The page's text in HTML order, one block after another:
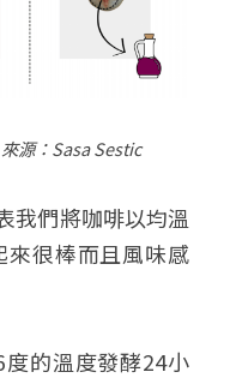
源：Sasa Sestic
我們將咖啡以均溫
來很棒而且風味感
的溫度發酵24小